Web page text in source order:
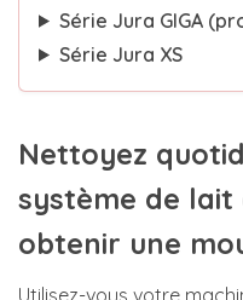
Série Jura GIGA
Série Jura XS
Nettoyez
système de
obtenir une